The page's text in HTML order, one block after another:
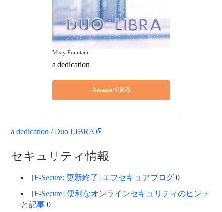
Misty Fountain
a dedication
Amazonで見る
a dedication / Duo LIBRA
セキュリティ情報
[F-Secure: 更新終了] エフセキュアブログ 0
[F-Secure] 便利なオンラインセキュリティのヒント
と記事 0